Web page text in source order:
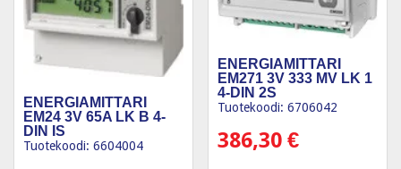
ENERGIAMITTARI
EM24 3V 65A LK B 4-
DIN IS
Tuotekoodi: 6604004
ENERGIAMITTARI
EM271 3V 333 MV LK 1
4-DIN 2S
Tuotekoodi: 6706042
386,30€